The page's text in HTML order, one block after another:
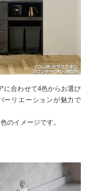
に合わせて4色からお選び
ーリエーションが魅力で
のイメージです。